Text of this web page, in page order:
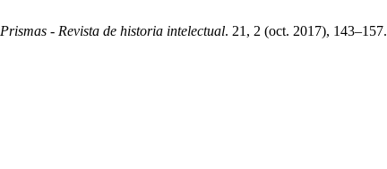
Prismas - Revista de historia intelectual. 21, 2 (oct. 2017), 143–157.